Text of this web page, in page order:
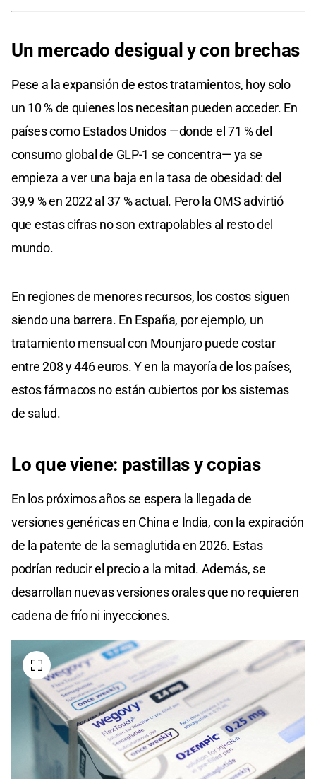
Un mercado desigual y con brechas
Pese a la expansión de estos tratamientos, hoy solo
un 10 % de quienes los necesitan pueden acceder. En
países como Estados Unidos —donde el 71 % del
consumo global de GLP-1 se concentra— ya se
empieza a ver una baja en la tasa de obesidad: del
39,9 % en 2022 al 37 % actual. Pero la OMS advirtió
que estas cifras no son extrapolables al resto del
mundo.
En regiones de menores recursos, los costos siguen
siendo una barrera. En España, por ejemplo, un
tratamiento mensual con Mounjaro puede costar
entre 208 y 446 euros. Y en la mayoría de los países,
estos fármacos no están cubiertos por los sistemas
de salud.
Lo que viene: pastillas y copias
En los próximos años se espera la llegada de
versiones genéricas en China e India, con la expiración
de la patente de la semaglutida en 2026. Estas
podrían reducir el precio a la mitad. Además, se
desarrollan nuevas versiones orales que no requieren
cadena de frío ni inyecciones.